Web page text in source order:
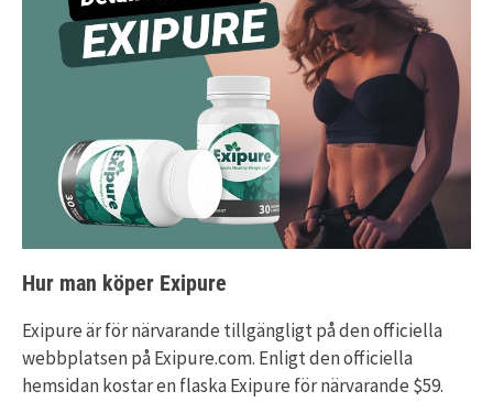
Hur man köper Exipure
Exipure är för närvarande tillgängligt på den officiella
webbplatsen på Exipure.com. Enligt den officiella
hemsidan kostar en flaska Exipure för närvarande $59.